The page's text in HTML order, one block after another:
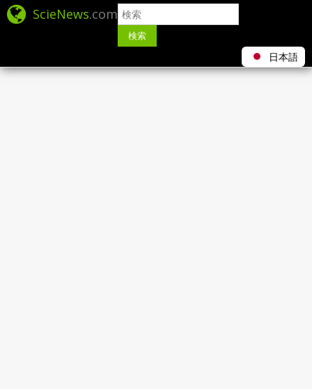
ScieNews.com
検索
日本語